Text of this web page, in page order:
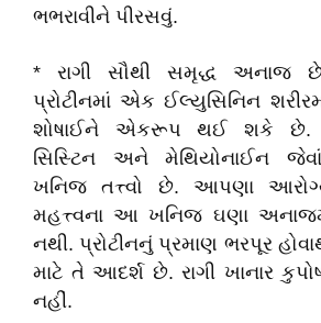
ભભરાવીને પીરસવું.
* રાગી સૌથી સમૃદ્ધ અનાજ છે.
પ્રોટીનમાં એક ઈલ્યુસિનિન
શોષાઈને એકરૂપ થઈ શકે છે.
સિસ્ટિન અને મેથિયોનાઈન
ખનિજ તત્ત્વો છે. આપણા
મહત્ત્વના આ ખનિજ ઘણા
નથી. પ્રોટીનનું પ્રમાણ ભરપૂર
માટે તે આદર્શ છે. રાગી ખાનાર
નહીં.